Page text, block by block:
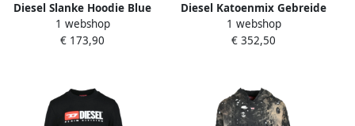
Diesel Slanke Hoodie Blue
Dames
1 webshop
€ 173,90
Diesel Katoenmix Gebreide
Trui Blue Dames
1 webshop
€ 352,50